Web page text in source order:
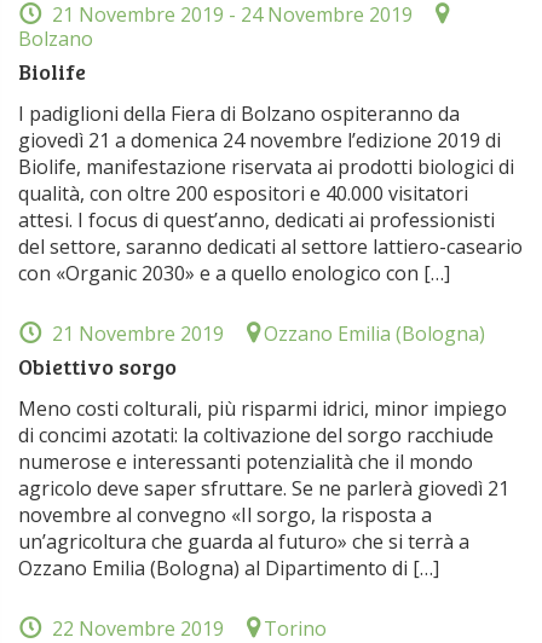
21 Novembre 2019 - 24 Novembre 2019
Bolzano
Biolife
I padiglioni della Fiera di Bolzano ospiteranno da
giovedì 21 a domenica 24 novembre l’edizione 2019 di
Biolife, manifestazione riservata ai prodotti biologici di
qualità, con oltre 200 espositori e 40.000 visitatori
attesi. I focus di quest’anno, dedicati ai professionisti
del settore, saranno dedicati al settore lattiero-caseario
con «Organic 2030» e a quello enologico con […]
21 Novembre 2019 Ozzano Emilia (Bologna)
Obiettivo sorgo
Meno costi colturali, più risparmi idrici, minor impiego
di concimi azotati: la coltivazione del sorgo racchiude
numerose e interessanti potenzialità che il mondo
agricolo deve saper sfruttare. Se ne parlerà giovedì 21
novembre al convegno «Il sorgo, la risposta a
un’agricoltura che guarda al futuro» che si terrà a
Ozzano Emilia (Bologna) al Dipartimento di […]
22 Novembre 2019 Torino